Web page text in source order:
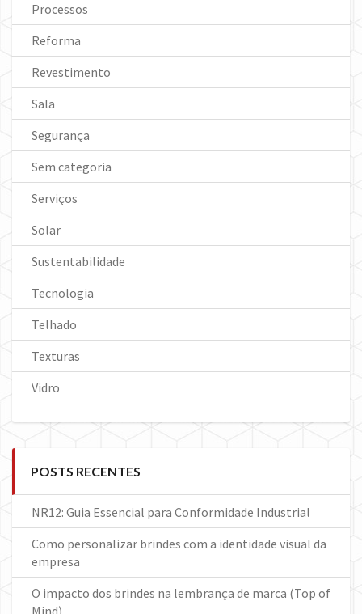
Processos
Reforma
Revestimento
Sala
Segurança
Sem categoria
Serviços
Solar
Sustentabilidade
Tecnologia
Telhado
Texturas
Vidro
POSTS RECENTES
NR12: Guia Essencial para Conformidade Industrial
Como personalizar brindes com a identidade visual da
empresa
O impacto dos brindes na lembrança de marca (Top of